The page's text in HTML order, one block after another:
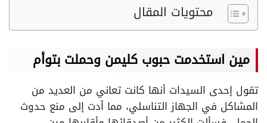
محتويات المقال
مين استخدمت حبوب كليمن وحملت بتوأم
تقول إحدى السيدات أنها كانت تعاني من العديد من
المشاكل في الجهاز التناسلي، مما أدت إلى منع حدوث